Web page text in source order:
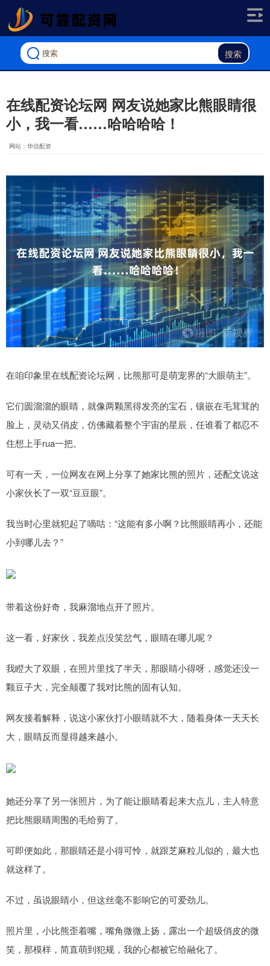
搜索
在线配资论坛网 网友说她家比熊眼睛很
小，我一看……哈哈哈哈！
网站：华信配资
在咱印象里在线配资论坛网，比熊那可是萌宠界的“大眼萌主”。
它们圆溜溜的眼睛，就像两颗黑得发亮的宝石，镶嵌在毛茸茸的
脸上，灵动又俏皮，仿佛藏着整个宇宙的星辰，任谁看了都忍不
住想上手rua一把。
可有一天，一位网友在网上分享了她家比熊的照片，还配文说这
小家伙长了一双“豆豆眼”。
我当时心里就犯起了嘀咕：“这能有多小啊？比熊眼睛再小，还能
小到哪儿去？”
带着这份好奇，我麻溜地点开了照片。
这一看，好家伙，我差点没笑岔气，眼睛在哪儿呢？
我瞪大了双眼，在照片里找了半天，那眼睛小得呀，感觉还没一
颗豆子大，完全颠覆了我对比熊的固有认知。
网友接着解释，说这小家伙打小眼睛就不大，随着身体一天天长
大，眼睛反而显得越来越小。
她还分享了另一张照片，为了能让眼睛看起来大点儿，主人特意
把比熊眼睛周围的毛给剪了。
可即便如此，那眼睛还是小得可怜，就跟芝麻粒儿似的，最大也
就这样了。
不过，虽说眼睛小，但这丝毫不影响它的可爱劲儿。
照片里，小比熊歪着嘴，嘴角微微上扬，露出一个超级俏皮的微
笑，那模样，简直萌到犯规，我的心都被它给融化了。